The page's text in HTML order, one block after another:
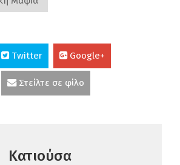
Twitter Google+
Στείλτε σε φίλο
Κατιούσα